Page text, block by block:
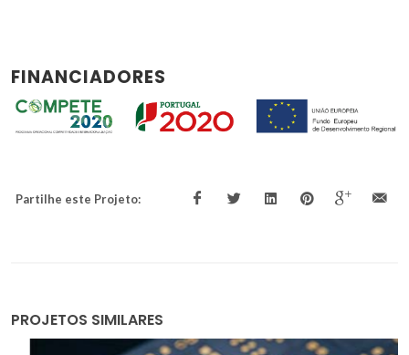
FINANCIADORES
Partilhe este Projeto:
PROJETOS SIMILARES